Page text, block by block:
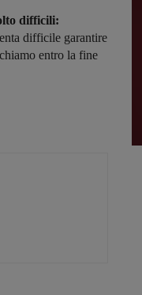
difficili:
difficile garantire
entro la fine